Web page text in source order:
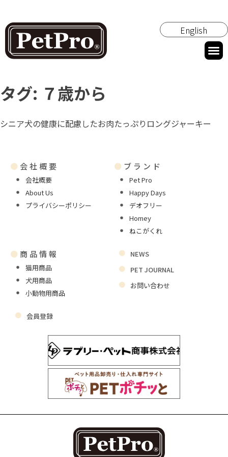
English
タグ: ７歳から
シニア犬の健康に配慮したお肉たっぷりロングジャーキー
● 会社概要
会社概要
About Us
プライバシーポリシー
● ブランド
Pet Pro
Happy Days
デオフリー
Homey
ねこがくれ
● 商品情報
猫用商品
犬用商品
小動物用商品
NEWS
PET JOURNAL
お問い合わせ
会員登録